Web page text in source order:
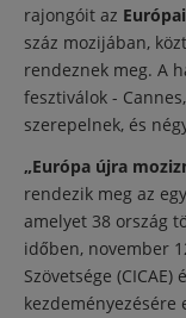
rajongóit az
száz mozijában,
rendeznek meg. A
fesztiválok -
szerepelnek, és
„Európa újra
rendezik meg az
amelyet 38 ország
időben, november
Szövetsége